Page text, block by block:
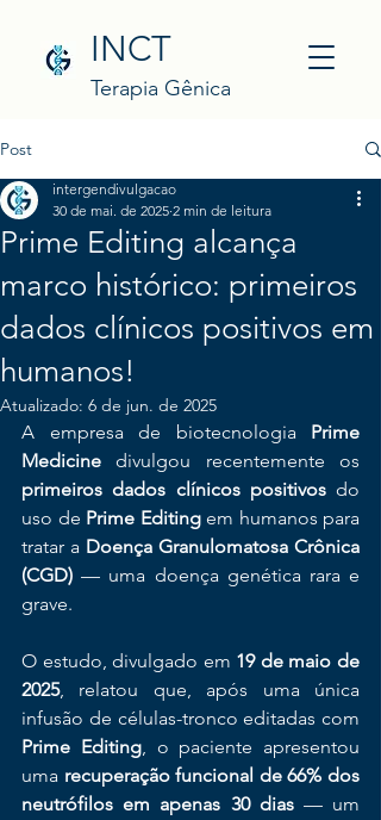
INCT
Terapia Gênica
Post
Prime Editing alcança
marco histórico: primeiros
dados clínicos positivos em
humanos!
intergendivulgacao
30 de mai. de 2025 2 min de leitura
Atualizado: 6 de jun. de 2025
A empresa de biotecnologia Prime
Medicine
primeiros dados clínicos positivos do
uso de Prime Editing em humanos para
tratar a Doença Granulomatosa Crônica
(CGD) — uma doença genética rara e
grave.
O estudo, divulgado em 19 de maio de
2025, relatou que, após uma única
Prime Editing, o paciente apresentou
uma recuperação funcional de 66% dos
neutrófilos em apenas 30 dias — um